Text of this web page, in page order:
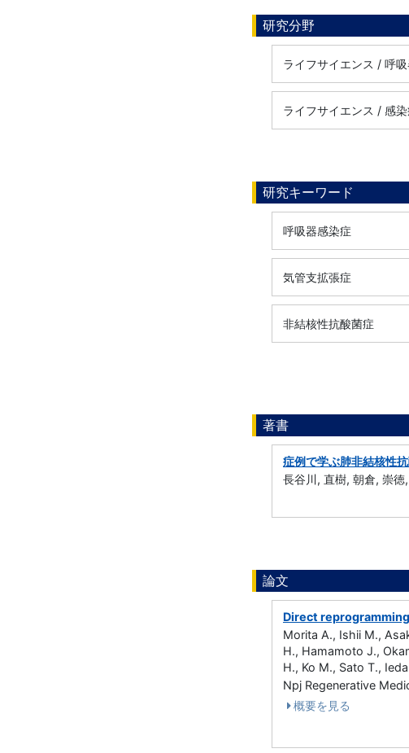
研究分野
ライフサイエンス / 呼
ライフサイエンス / 感
研究キーワード
呼吸器感染症
気管支拡張症
非結核性抗酸菌症
著書
症例で学ぶ肺非結核性
長谷川, 直樹, 朝倉, 崇
論文
Direct
Morita A., Ishii M.,
H., Hamamoto J.,
H., Ko M., Sato T.,
Npj Regenerative
概要を見る